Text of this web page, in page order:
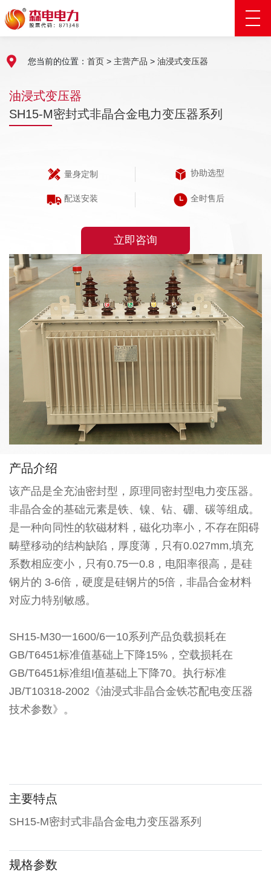
您当前的位置： 首页 > 主营产品 > 油浸式变压器
油浸式变压器
SH15-M密封式非晶合金电力变压器系列
量身定制 协助选型
配送安装 全时售后
立即咨询
产品介绍
该产品是全充油密封型，原理同密封型电力变压器。
非晶合金的基础元素是铁、镍、钻、硼、碳等组成。
是一种向同性的软磁材料，磁化功率小，不存在阳碍
畴壁移动的结构缺陷，厚度薄，只有0.027mm,填充
系数相应变小，只有0.75一0.8，电阳率很高，是硅
钢片的 3-6倍，硬度是硅钢片的5倍，非晶合金材料
对应力特别敏感。
SH15-M30一1600/6一10系列产品负载损耗在
GB/T6451标准值基础上下降15%，空载损耗在
GB/T6451标准组I值基础上下降70。执行标准
JB/T10318-2002《油浸式非晶合金铁芯配电变压器
技术参数》。
主要特点
SH15-M密封式非晶合金电力变压器系列
规格参数